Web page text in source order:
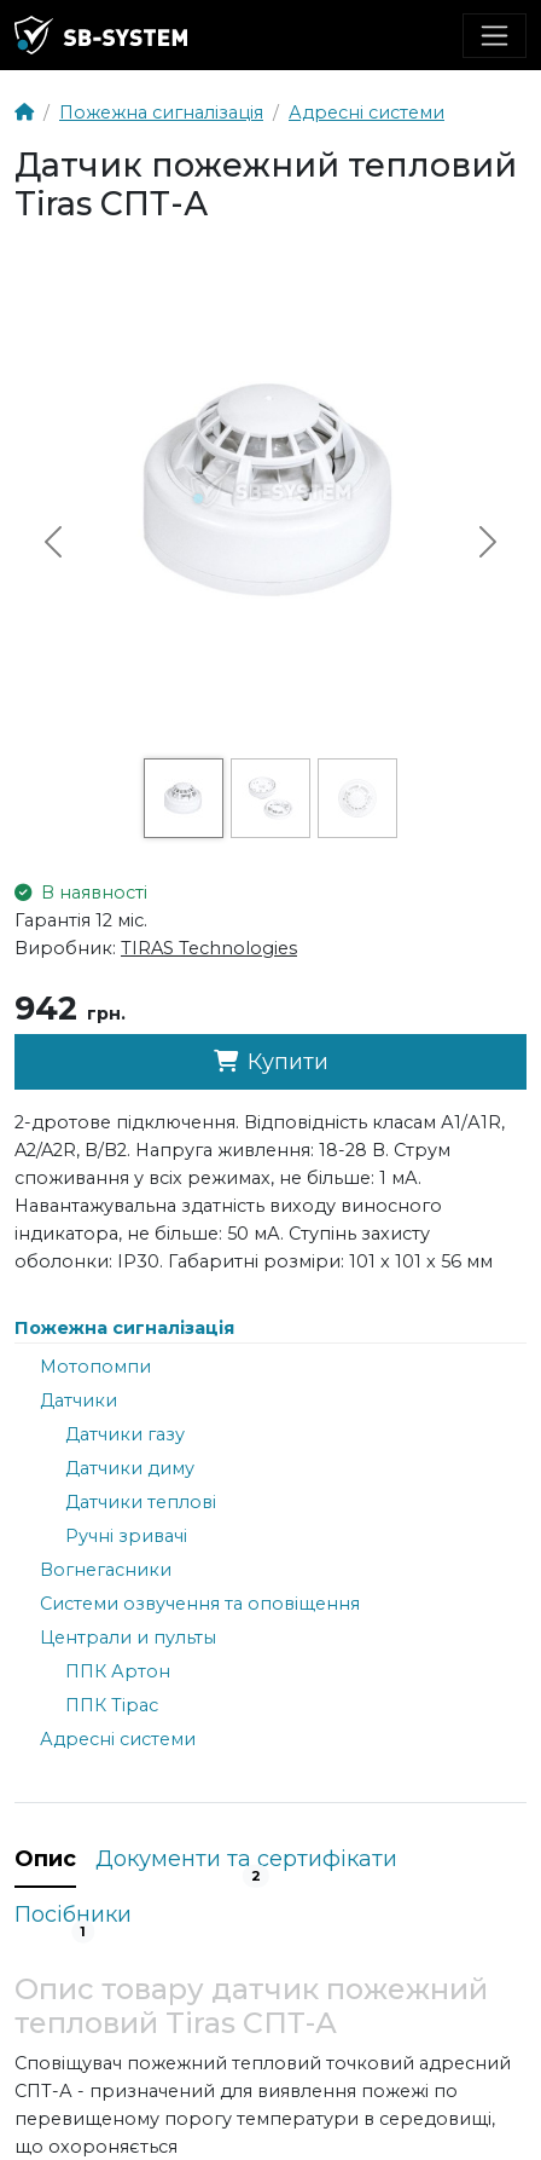
Пожежна сигналізація Адресні системи
Датчик пожежний тепловий
Tiras СПТ-А
Previous Next
В наявності
Гарантія 12 міс.
Виробник: TIRAS Technologies
942 грн.
Купити
2-дротове підключення. Відповідність класам А1/А1R,
A2/A2R, B/B2. Напруга живлення: 18-28 В. Струм
споживання у всіх режимах, не більше: 1 мА.
Навантажувальна здатність виходу виносного
індикатора, не більше: 50 мА. Ступінь захисту
оболонки: IP30. Габаритні розміри: 101 x 101 x 56 мм
Пожежна сигналізація
Мотопомпи
Датчики
Датчики газу
Датчики диму
Датчики теплові
Ручні зривачі
Вогнегасники
Системи озвучення та оповіщення
Централи и пульты
ППК Артон
ППК Тірас
Адресні системи
Опис Документи та сертифікати
2
Посібники
1
Опис товару датчик пожежний
тепловий Tiras СПТ-А
Сповіщувач пожежний тепловий точковий адресний
СПТ-А - призначений для виявлення пожежі по
перевищеному порогу температури в середовищі,
що охороняється